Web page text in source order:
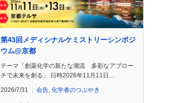
第43回メディシナルケミストリーシンポジ
ウム@京都
テーマ「創薬化学の新たな潮流 多彩なアプロー
チで未来を創る」 日時2026年11月11日…
2026/7/31 会告, 化学者のつぶやき